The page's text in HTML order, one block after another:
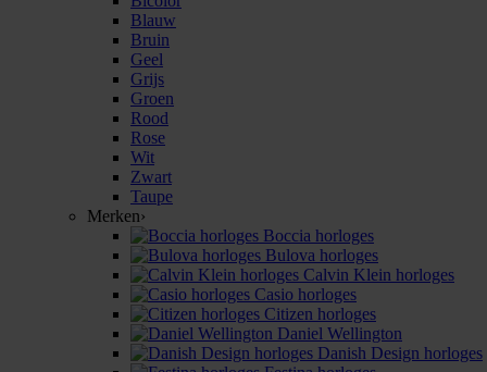
Blauw
Bruin
Geel
Grijs
Groen
Rood
Rose
Wit
Zwart
Taupe
Merken›
Boccia horloges
Bulova horloges
Calvin Klein horloges
Casio horloges
Citizen horloges
Daniel Wellington
Danish Design horloges